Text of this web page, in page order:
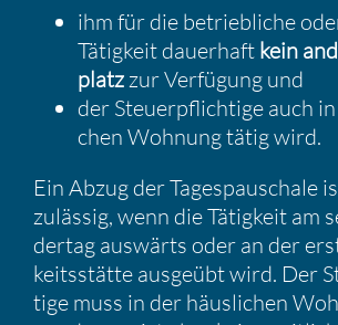
ihm für die betrieb­liche
Tätig­keit dauer­haft kein
platz zur Verfü­gung und
der Steuer­pflich­tige auch
chen Wohnung tätig wird.
Ein Abzug der Tages­pau­schale
zulässig, wenn die Tätig­keit am
dertag auswärts oder an der
keits­stätte ausgeübt wird. Der
tige muss in der häusli­chen